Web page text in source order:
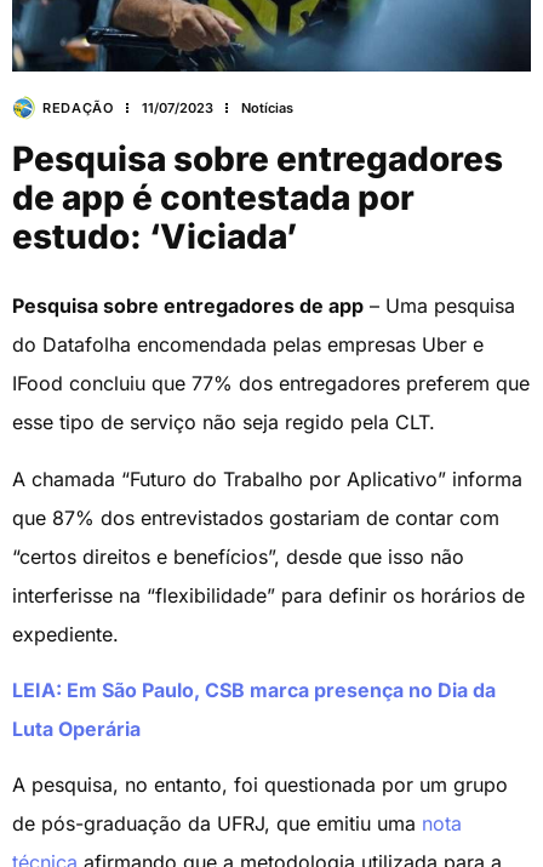
REDAÇÃO 11/07/2023 Notícias
Pesquisa sobre entregadores
de app é contestada por
estudo: ‘Viciada’
Pesquisa sobre entregadores de app – Uma pesquisa
do Datafolha encomendada pelas empresas Uber e
IFood concluiu que 77% dos entregadores preferem que
esse tipo de serviço não seja regido pela CLT.
A chamada “Futuro do Trabalho por Aplicativo” informa
que 87% dos entrevistados gostariam de contar com
“certos direitos e benefícios”, desde que isso não
interferisse na “flexibilidade” para definir os horários de
expediente.
LEIA: Em São Paulo, CSB marca presença no Dia da
Luta Operária
A pesquisa, no entanto, foi questionada por um grupo
de pós-graduação da UFRJ, que emitiu uma nota